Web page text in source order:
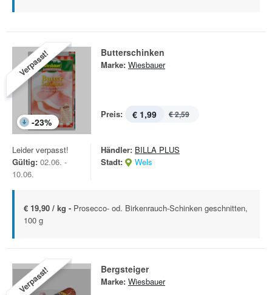
Verpasst!
-23%
Butterschinken
Marke: Wiesbauer
Preis: € 1,99 € 2,59
Leider verpasst!
Gültig: 02.06. -
10.06.
Händler: BILLA PLUS
Stadt:
Wels
€ 19,90 / kg - Prosecco- od. Birkenrauch-Schinken geschnitten,
100 g
Verpasst! Bergsteiger
Marke: Wiesbauer